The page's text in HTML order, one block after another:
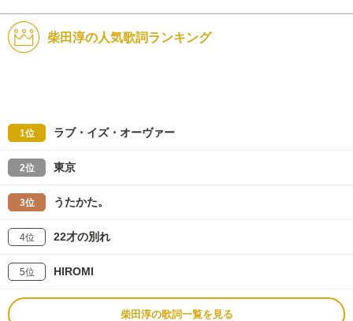
柴田淳の人気歌詞ランキング
1位 ラブ・イズ・オーヴァー
2位 東京
3位 うたかた。
4位 22才の別れ
5位 HIROMI
柴田淳の歌詞一覧を見る